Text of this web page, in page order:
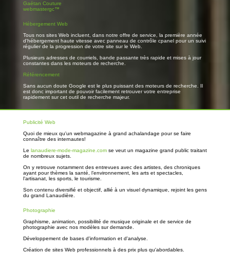
Gaétan Couture
webmastergc™
Hébergement Web
Tous nos sites Web incluent, dans notre offre de service, la première année
d'hébergement haute vitesse avec panneau de contrôle cpanel pour un suivi
régulier de la progression de votre site sur le Web.
Plusieurs adresses de courriels, bande passante très rapide et mises à jour
constantes dans les moteurs de recherche.
Référencement
Sans aucun doute Google est le plus puissant des moteurs de recherche. Il
est donc important de pouvoir facilement retrouver votre entreprise
rapidement sur cet outil de recherche majeur.
Publicité Web
Quoi de mieux qu'un webmagazine à grand achalandage pour se faire
connaître des internautes!
Le lanaudiere-mode-magazine.comse veut un magazine grand public traitant
de nombreux sujets.
On y retrouve notamment des entrevues avec des artistes, des chroniques
ayant pour thèmes la santé, l’environnement, les arts et spectacles,
l’artisanat, les sports, le tourisme.
Son contenu diversifié et objectif, allié à un visuel dynamique, rejoint les gens
du grand Lanaudière.
Photographie
Graphisme, animation, possibilité de musique originale et de service de
photographie avec nos modèles sur demande.
Développement de bases d'information et d'analyse.
Création de sites Web professionnels à des prix plus qu'abordables.